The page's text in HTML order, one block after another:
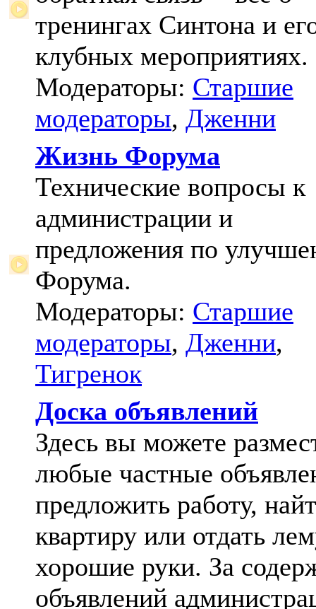
тренингах Синтона и
клубных мероприятиях.
Модераторы: Старшие
модераторы, Дженни
Жизнь Форума
Технические вопросы к
администрации и
предложения по
Форума.
Модераторы: Старшие
модераторы, Дженни,
Тигренок
Доска объявлений
Здесь вы можете
любые частные
предложить работу,
квартиру или отдать
хорошие руки. За
объявлений